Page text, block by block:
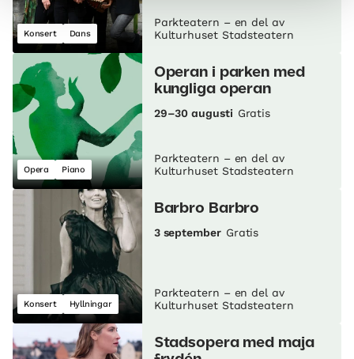
Konsert Dans
Parkteatern – en del av
Kulturhuset Stadsteatern
Opera Piano
Operan i parken med
kungliga operan
29–30 augusti Gratis
Parkteatern – en del av
Kulturhuset Stadsteatern
Konsert Hyllningar
Barbro Barbro
3 september Gratis
Parkteatern – en del av
Kulturhuset Stadsteatern
Stadsopera med maja